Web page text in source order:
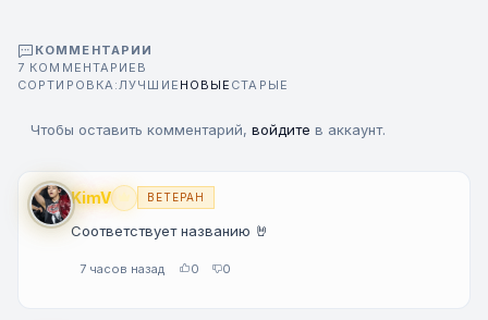
КОММЕНТАРИИ
7 КОММЕНТАРИЕВ
СОРТИРОВКА:ЛУЧШИЕ НОВЫЕ СТАРЫЕ
Чтобы оставить комментарий, войдите в аккаунт.
KimV
Premium
ВЕТЕРАН
Соответствует названию 🤘
7 часов назад 0 0